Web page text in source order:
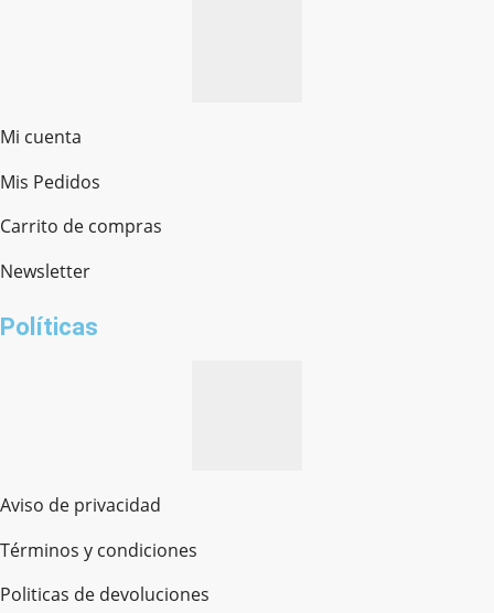
Mi cuenta
Mis Pedidos
Carrito de compras
Newsletter
Políticas
Aviso de privacidad
Términos y condiciones
Politicas de devoluciones